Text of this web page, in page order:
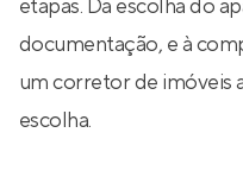
etapas. Da escolha do
documentação, e à
um corretor de imóveis
escolha.